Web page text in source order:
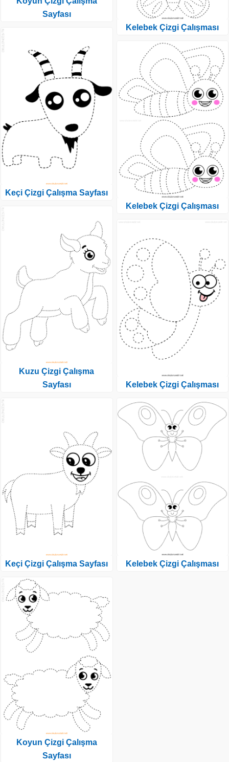
Sayfası
Keçi Çizgi Çalışma Sayfası
Kuzu Çizgi Çalışma
Sayfası
Keçi Çizgi Çalışma Sayfası
Koyun Çizgi Çalışma
Sayfası
Kelebek Çizgi Çalışması
Kelebek Çizgi Çalışması
Kelebek Çizgi Çalışması
Kelebek Çizgi Çalışması